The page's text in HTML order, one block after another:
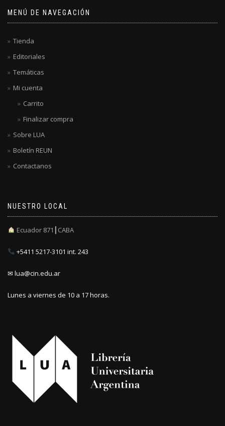
MENÚ DE NAVEGACIÓN
Tienda
Editoriales
Temáticas
Mi cuenta
Carrito
Finalizar compra
Sobre LUA
Boletín REUN
Contactanos
NUESTRO LOCAL
Ecuador 871┃CABA
+5411 5217-3101 int. 243
✉ lua@cin.edu.ar
Lunes a viernes de 10 a 17 horas.